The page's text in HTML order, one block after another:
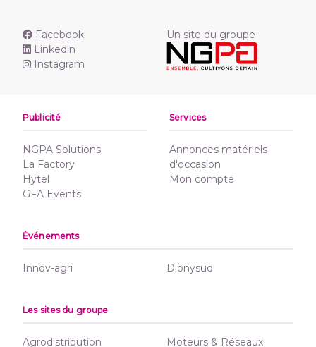
Facebook
Linkedln
Instagram
Un site du groupe
Publicité
NGPA Solutions
La Factory
Hytel
GFA Events
Services
Annonces matériels
d'occasion
Mon compte
Événements
Innov-agri Dionysud
Les sites du groupe
Agrodistribution Moteurs & Réseaux